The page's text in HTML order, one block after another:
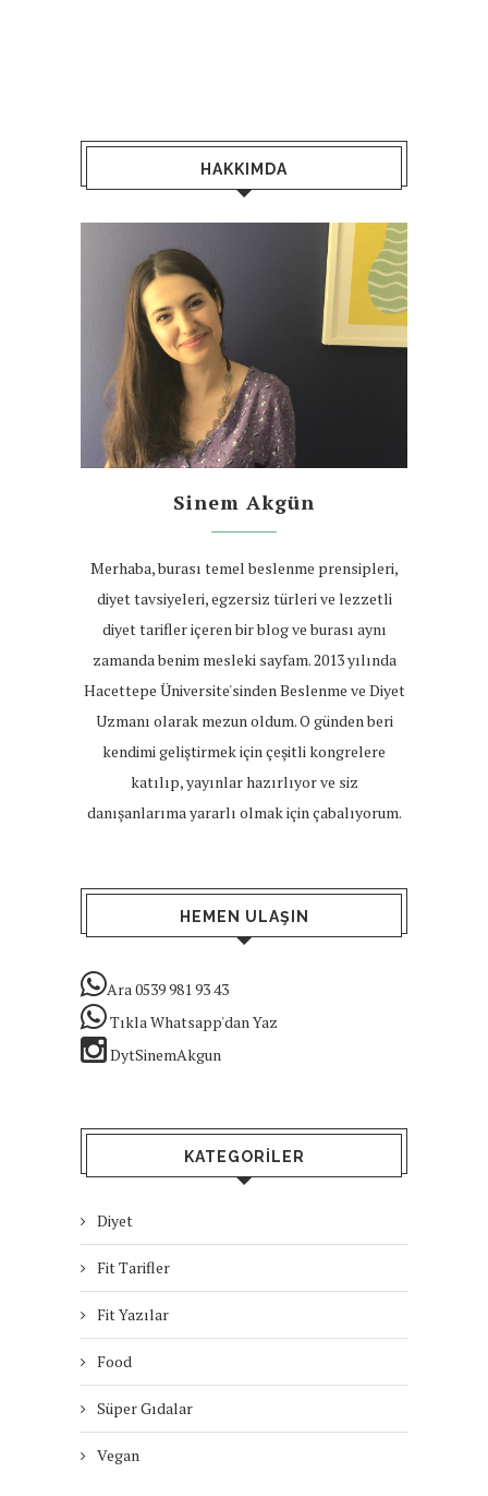
HAKKIMDA
Sinem Akgün
Merhaba, burası temel beslenme prensipleri,
diyet tavsiyeleri, egzersiz türleri ve lezzetli
diyet tarifler içeren bir blog ve burası aynı
zamanda benim mesleki sayfam. 2013 yılında
Hacettepe Üniversite'sinden Beslenme ve Diyet
Uzmanı olarak mezun oldum. O günden beri
kendimi geliştirmek için çeşitli kongrelere
katılıp, yayınlar hazırlıyor ve siz
danışanlarıma yararlı olmak için çabalıyorum.
HEMEN ULAŞIN
Ara 0539 981 93 43
Tıkla Whatsapp'dan Yaz
DytSinemAkgun
KATEGORILER
Diyet
Fit Tarifler
Fit Yazılar
Food
Süper Gıdalar
Vegan